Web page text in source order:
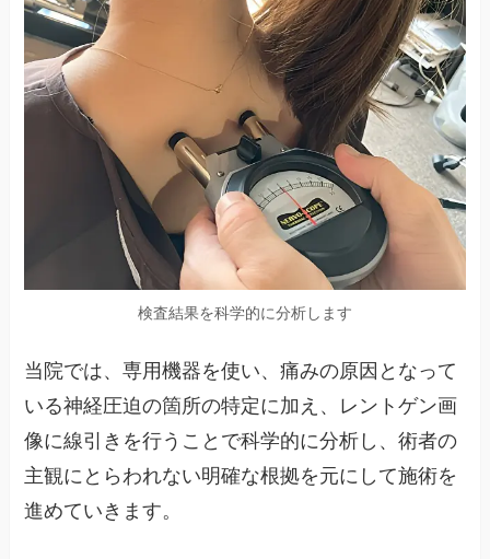
検査結果を科学的に分析します
当院では、専用機器を使い、痛みの原因となって
いる神経圧迫の箇所の特定に加え、レントゲン画
像に線引きを行うことで科学的に分析し、術者の
主観にとらわれない明確な根拠を元にして施術を
進めていきます。